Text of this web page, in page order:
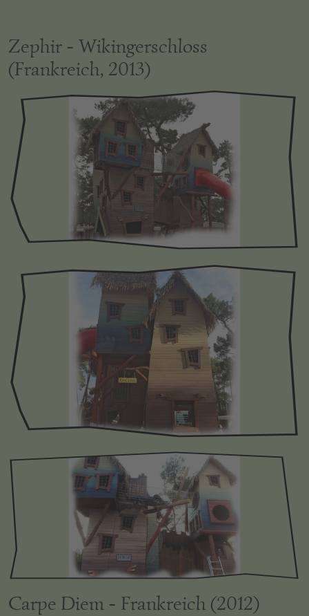
Zephir - Wikingerschloss
(Frankreich, 2013)
Carpe Diem - Frankreich (2012)